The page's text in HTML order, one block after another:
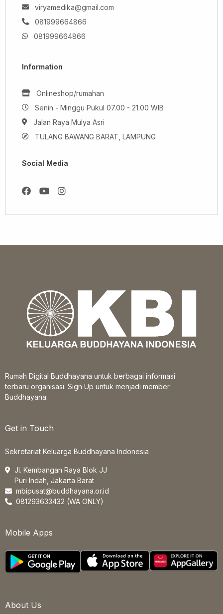
viryamedika@gmail.com
081999664866
081999664866
Information
Onlineshop/rumahan
Senin - Minggu Pukul 07.00 - 21.00 WIB
Jalan Raya Mulya Asri
TULANG BAWANG BARAT, LAMPUNG
Social Media
Rumah Digital Buddhayana untuk berbagai informasi
terbaru organisasi. Sign Up untuk menjadi member
Buddhayana.
Get in Touch
Sekretariat Keluarga Buddhayana Indonesia
Jl. Kembangan Raya Blok JJ
Puri Indah, Jakarta Barat
mbipusat@buddhayana.or.id
081293633432 (WA ONLY)
Mobile Apps
About Us